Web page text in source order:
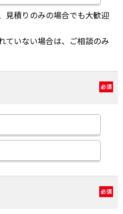
見積りのみの場合でも大歓迎
ていない場合は、ご相談のみ
必須
必須